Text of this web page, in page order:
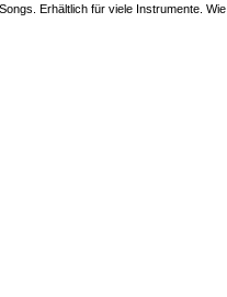
Erhältlich für viele Instrumente. Wie